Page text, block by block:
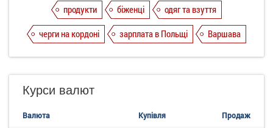
продукти
біженці
одяг та взуття
черги на кордоні
зарплата в Польщі Варшава
Курси валют
Валюта Купівля Продаж